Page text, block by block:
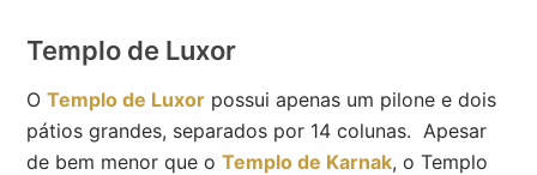
Templo de Luxor
OTemplo de Luxor possui apenas um pilone e dois
pátios grandes, separados por 14 colunas. Apesar
de bem menor que oTemplo de Karnak, o Templo